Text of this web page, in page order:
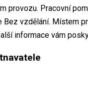
provozu. Pracovní
vzdělání. Místem
informace vám